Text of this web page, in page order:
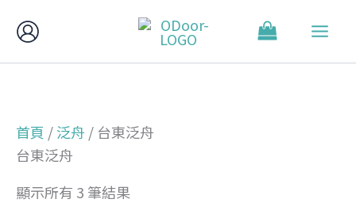
首頁 /泛舟 / 台東泛舟
台東泛舟
顯示所有 3 筆結果